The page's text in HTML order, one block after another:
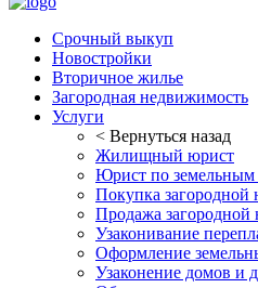
Срочный выкуп
Новостройки
Вторичное жилье
Загородная недвижимость
Услуги
< Вернуться назад
Жилищный юрист
Юрист по земельным
Покупка загородной
Продажа загородной
Узаконивание
Оформление
Узаконение домов и